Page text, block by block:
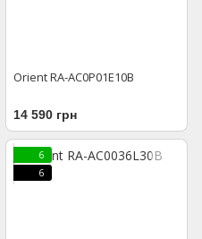
Orient RA-AC0P01E10B
14 590 грн
6
6